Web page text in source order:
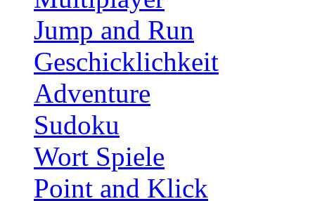
Jump and Run
Geschicklichkeit
Adventure
Sudoku
Wort Spiele
Point and Klick